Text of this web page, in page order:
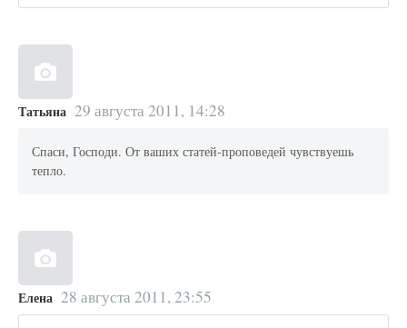
Татьяна 29 августа 2011, 14:28
Спаси, Господи. От ваших статей-проповедей чувствуешь
тепло.
Елена 28 августа 2011, 23:55